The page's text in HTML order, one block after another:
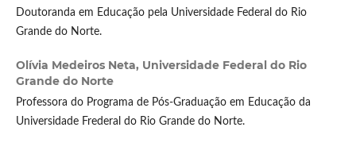
Doutoranda em Educação pela Universidade Federal do Rio
Grande do Norte.
Olívia Medeiros Neta, Universidade Federal do Rio
Grande do Norte
Professora do Programa de Pós-Graduação em Educação da
Universidade Frederal do Rio Grande do Norte.